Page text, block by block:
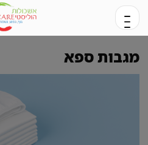
מגבות ספא